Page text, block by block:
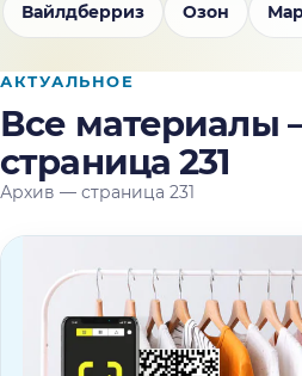
Вайлдберриз Озон
АКТУАЛЬНОЕ
Все материалы
страница 231
Архив — страница 231